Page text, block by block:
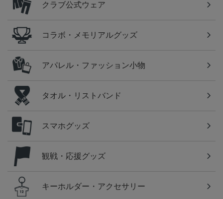
クラブ公式ウェア
コラボ・メモリアルグッズ
アパレル・ファッション小物
タオル・リストバンド
スマホグッズ
観戦・応援グッズ
キーホルダー・アクセサリー